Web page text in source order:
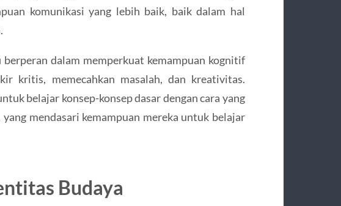
komunikasi yang lebih baik, baik dalam hal
dalam memperkuat kemampuan kognitif
kritis, memecahkan masalah, dan kreativitas.
belajar konsep-konsep dasar dengan cara yang
mendasari kemampuan mereka untuk belajar
Budaya